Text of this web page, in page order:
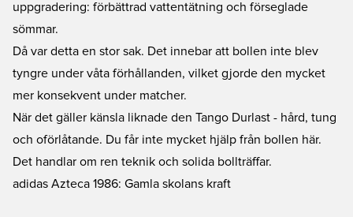
uppgradering: förbättrad vattentätning och förseglade
sömmar.
Då var detta en stor sak. Det innebar att bollen inte blev
tyngre under våta förhållanden, vilket gjorde den mycket
mer konsekvent under matcher.
När det gäller känsla liknade den Tango Durlast - hård, tung
och oförlåtande. Du får inte mycket hjälp från bollen här.
Det handlar om ren teknik och solida bollträffar.
adidas Azteca 1986: Gamla skolans kraft